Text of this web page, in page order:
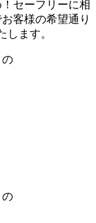
の
の